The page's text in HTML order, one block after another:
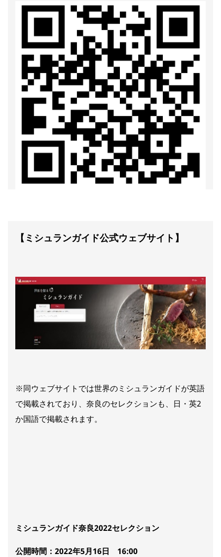
【ミシュランガイド公式ウェブサイト】
※同ウェブサイトでは世界のミシュランガイドが英語
で掲載されており、奈良のセレクションも、日・英2
か国語で掲載されます。
ミシュランガイド奈良2022セレクション
公開時間：2022年5月16日 16:00